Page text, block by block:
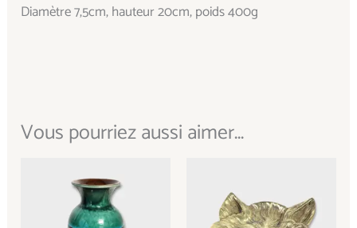
Diamètre 7,5cm, hauteur 20cm, poids 400g
Vous pourriez aussi aimer...